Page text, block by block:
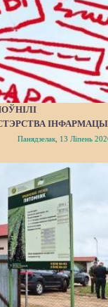
Панядзелак, 13 Ліпень